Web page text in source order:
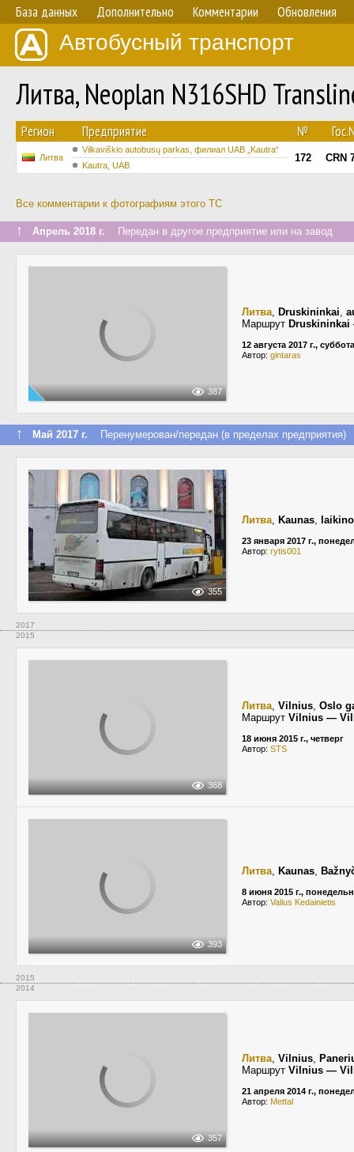
База данных Дополнительно Комментарии Обновления
Автобусный транспорт
Литва, Neoplan N316SHD
Регион Предприятие №
Литва
Vilkaviškio autobusų parkas, филиал UAB „Kautra“
172 CRN
Kautra, UAB
Все комментарии к фотографиям этого ТС
↑ Апрель 2018 г. Передан в другое предприятие или на завод
387
Литва, Druskininkai,
Маршрут
12 августа 2017 г., суббота
Автор: gintaras
↑ Май 2017 г. Перенумерован/передан (в пределах предприятия)
355
Литва, Kaunas,
23 января 2017 г.,
Автор: rytis001
2017
2015
368
Литва, Vilnius, Oslo
Маршрут Vilnius —
18 июня 2015 г., четверг
Автор: STS
393
Литва, Kaunas,
8 июня 2015 г.,
Автор: Valius Kedainietis
2015
2014
357
Литва, Vilnius,
Маршрут Vilnius —
21 апреля 2014 г.,
Автор: Mettal